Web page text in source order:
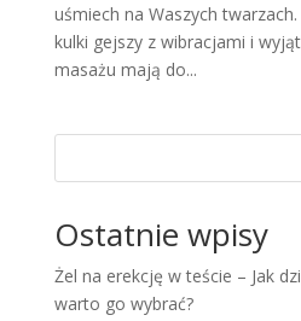
uśmiech na Waszych
kulki gejszy z wibracjami i
masażu mają do...
Ostatnie wpisy
Żel na erekcję w teście – Jak
warto go wybrać?